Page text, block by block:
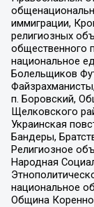
иммиграции,
религиозных
общественного
национальное
Болельщиков
п. Боровский,
Щелковского
Украинская
Бандеры,
Религиозное
Народная
национальное
Община